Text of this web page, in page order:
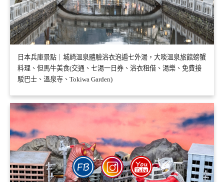
日本兵庫景點｜城崎溫泉體驗浴衣泡遍七外湯，大啖溫泉旅館螃蟹
料理、但馬牛美食(交通、七湯一日券、浴衣租借、湯樂、免費接
駁巴士、溫泉寺、Tokiwa Garden)